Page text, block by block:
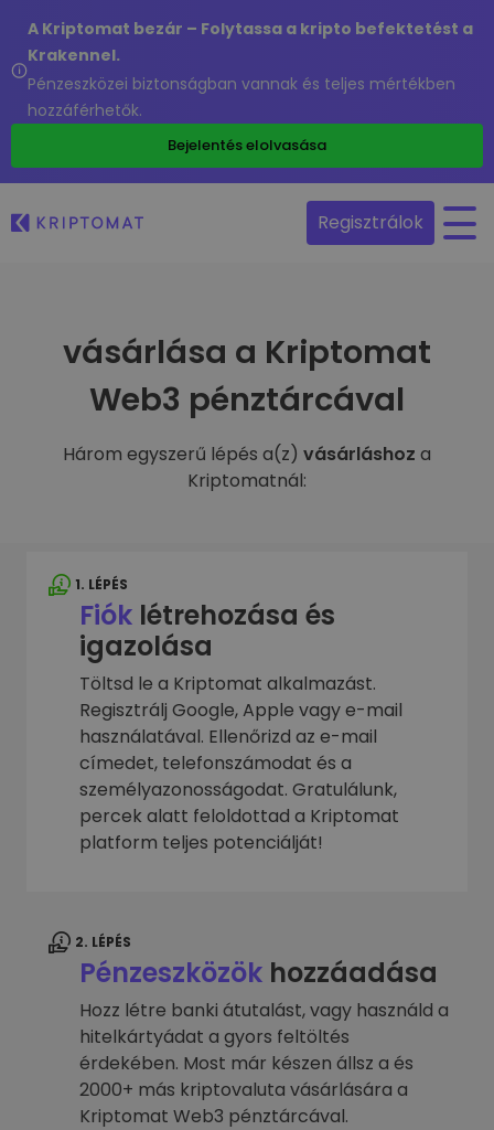
A Kriptomat bezár – Folytassa a kripto befektetést a
Krakennel.
Pénzeszközei biztonságban vannak és teljes mértékben
hozzáférhetők.
Bejelentés elolvasása
Regisztrálok
vásárlása a Kriptomat
Web3 pénztárcával
Három egyszerű lépés a(z) vásárláshoz a
Kriptomatnál:
1. LÉPÉS
Fiók létrehozása és
igazolása
Töltsd le a Kriptomat alkalmazást.
Regisztrálj Google, Apple vagy e-mail
használatával. Ellenőrizd az e-mail
címedet, telefonszámodat és a
személyazonosságodat. Gratulálunk,
percek alatt feloldottad a Kriptomat
platform teljes potenciálját!
2. LÉPÉS
Pénzeszközök hozzáadása
Hozz létre banki átutalást, vagy használd a
hitelkártyádat a gyors feltöltés
érdekében. Most már készen állsz a és
2000+ más kriptovaluta vásárlására a
Kriptomat Web3 pénztárcával.